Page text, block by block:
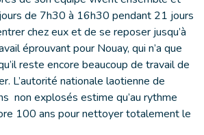
de 7h30 à 16h30 pendant 21 jours
chez eux et de se reposer jusqu’à
éprouvant pour Nouay, qui n’a que
reste encore beaucoup de travail de
L’autorité nationale laotienne de
non explosés estime qu’au rythme
100 ans pour nettoyer totalement le